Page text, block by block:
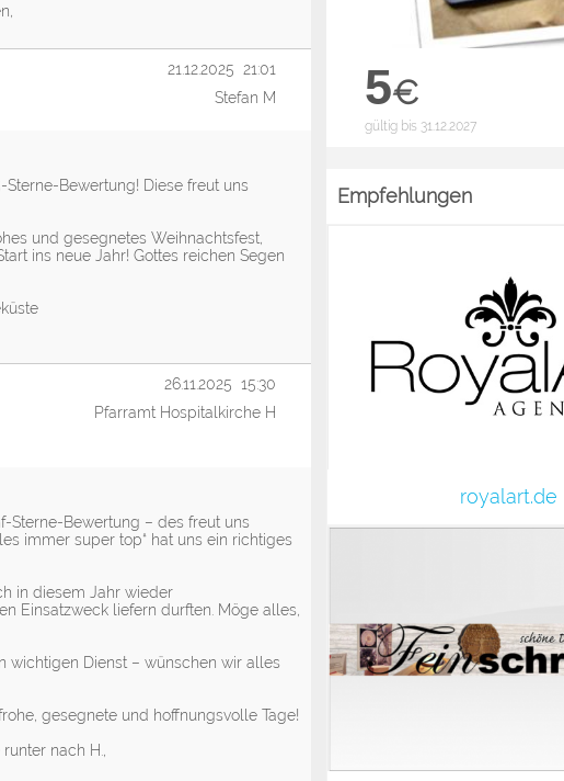
Stefan M
21.12.2025 21:01
Bewertung! Diese freut uns
und gesegnetes Weihnachtsfest,
ins neue Jahr! Gottes reichen Segen
Pfarramt Hospitalkirche H
26.11.2025 15:30
Sterne-Bewertung – des freut uns
immer super top“ hat uns ein richtiges
in diesem Jahr wieder
Einsatzweck liefern durften. Möge alles,
wichtigen Dienst – wünschen wir alles
gesegnete und hoffnungsvolle Tage!
nach H.,
5€
gültig bis 31.12.2027
Empfehlungen
royalart.de